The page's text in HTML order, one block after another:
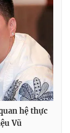
Quốc Thắng,
hệ thực
Vũ